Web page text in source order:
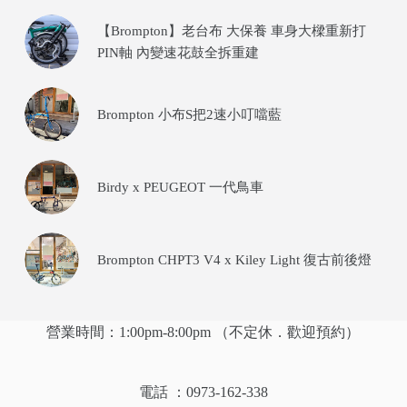
【Brompton】老台布 大保養 車身大樑重新打
PIN軸 內變速花鼓全拆重建
Brompton 小布S把2速小叮噹藍
Birdy x PEUGEOT 一代鳥車
Brompton CHPT3 V4 x Kiley Light 復古前後燈
營業時間：1:00pm-8:00pm （不定休．歡迎預約）
電話 ：0973-162-338